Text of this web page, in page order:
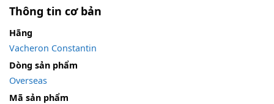
Thông tin cơ bản
Hãng
Vacheron Constantin
Dòng sản phẩm
Overseas
Mã sản phẩm